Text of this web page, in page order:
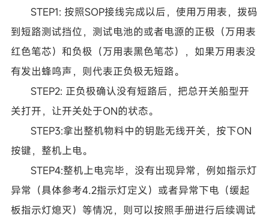
STEP1: 按照SOP接线完成以后，使用万用表，拨码
到短路测试挡位，测试电池的或者电源的正极（万用表
红色笔芯）和负极（万用表黑色笔芯），如果万用表没
有发出蜂鸣声，则代表正负极无短路。
STEP2: 正负极确认没有短路后，把总开关船型开
关打开，让开关处于ON的状态。
STEP3:拿出整机物料中的钥匙无线开关，按下ON
按键，整机上电。
STEP4:整机上电完毕，没有出现异常，例如指示灯
异常（具体参考4.2指示灯定义）或者异常下电（缓起
板指示灯熄灭）等情况，则可以按照手册进行后续调试